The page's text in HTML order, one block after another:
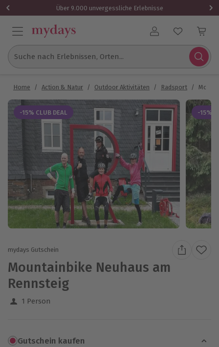
Über 9.000 unvergessliche Erlebnisse
Benutzerkonto
Suche nach Erlebnissen, Orten...
Home / Action & Natur / Outdoor Aktivitäten / Radsport /
-15% CLUB DEAL -15%
mydays Gutschein
Mountainbike Neuhaus am
Rennsteig
1 Person
Gutschein kaufen